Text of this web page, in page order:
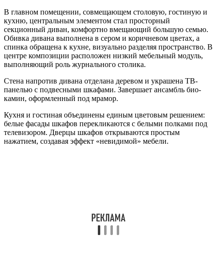
В главном помещении, совмещающем столовую, гостиную и
кухню, центральным элементом стал просторный
секционный диван, комфортно вмещающий большую семью.
Обивка дивана выполнена в сером и коричневом цветах, а
спинка обращена к кухне, визуально разделяя пространство. В
центре композиции расположен низкий мебельный модуль,
выполняющий роль журнального столика.
Стена напротив дивана отделана деревом и украшена ТВ-
панелью с подвесными шкафами. Завершает ансамбль био-
камин, оформленный под мрамор.
Кухня и гостиная объединены единым цветовым решением:
белые фасады шкафов перекликаются с белыми полками под
телевизором. Дверцы шкафов открываются простым
нажатием, создавая эффект «невидимой» мебели.